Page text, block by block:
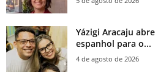
Yázigi Aracaju
espanhol para o...
4 de agosto de 2026